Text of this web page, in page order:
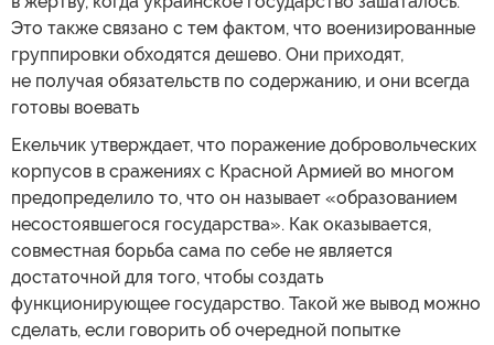
Это также связано с тем фактом, что военизированные
группировки обходятся дешево. Они приходят,
не получая обязательств по содержанию, и они всегда
готовы воевать
Екельчик утверждает, что поражение добровольческих
корпусов в сражениях с Красной Армией во многом
предопределило то, что он называет «образованием
несостоявшегося государства». Как оказывается,
совместная борьба сама по себе не является
достаточной для того, чтобы создать
функционирующее государство. Такой же вывод можно
сделать, если говорить об очередной попытке